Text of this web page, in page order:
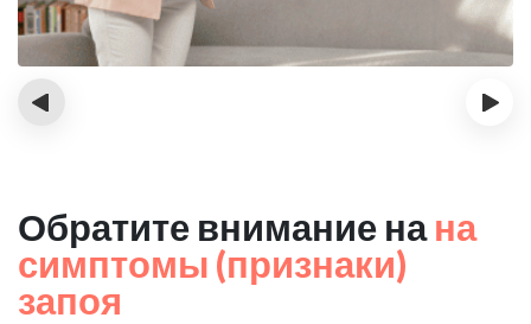
‹ ›
Обратите внимание нана
симптомы (признаки)
запоя